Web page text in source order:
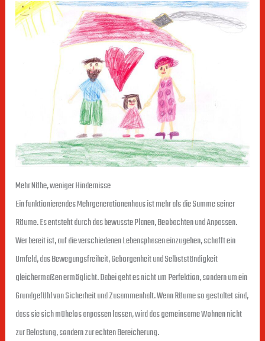
Mehr Nähe, weniger Hindernisse
Ein funktionierendes Mehrgenerationenhaus ist mehr als die Summe seiner
Räume. Es entsteht durch das bewusste Planen, Beobachten und Anpassen.
Wer bereit ist, auf die verschiedenen Lebensphasen einzugehen, schafft ein
Umfeld, das Bewegungsfreiheit, Geborgenheit und Selbstständigkeit
gleichermaßen ermöglicht. Dabei geht es nicht um Perfektion, sondern um ein
Grundgefühl von Sicherheit und Zusammenhalt. Wenn Räume so gestaltet sind,
dass sie sich mühelos anpassen lassen, wird das gemeinsame Wohnen nicht
zur Belastung, sondern zur echten Bereicherung.